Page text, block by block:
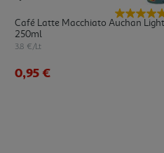
Café Latte Macchiato Auchan
250ml
3.8 €/Lt
0,95 €